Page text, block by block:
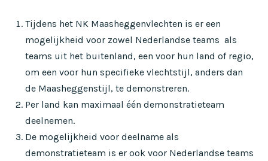
Tijdens het NK Maasheggenvlechten is er een
mogelijkheid voor zowel Nederlandse teams als
teams uit het buitenland, een voor hun land of regio,
om een voor hun specifieke vlechtstijl, anders dan
de Maasheggenstijl, te demonstreren.
Per land kan maximaal één demonstratieteam
deelnemen.
De mogelijkheid voor deelname als
demonstratieteam is er ook voor Nederlandse teams